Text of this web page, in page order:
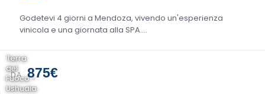
Godetevi 4 giorni a Mendoza, vivendo un'esperienza
vinicola e una giornata alla SPA....
DA 875€
Terra
del
Fuoco -
Ushuaia